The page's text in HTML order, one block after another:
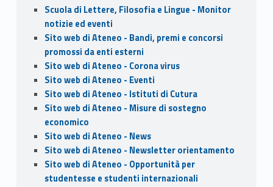
Scuola di Lettere, Filosofia e Lingue - Monitor
notizie ed eventi
Sito web di Ateneo - Bandi, premi e concorsi
promossi da enti esterni
Sito web di Ateneo - Corona virus
Sito web di Ateneo - Eventi
Sito web di Ateneo - Istituti di Cutura
Sito web di Ateneo - Misure di sostegno
economico
Sito web di Ateneo - News
Sito web di Ateneo - Newsletter orientamento
Sito web di Ateneo - Opportunità per
studentesse e studenti internazionali